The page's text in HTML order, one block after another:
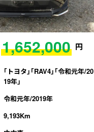
1,652,000 円
｢トヨタ｣｢RAV4｣｢令和元年/20
19年｣
令和元年/2019年
9,193Km